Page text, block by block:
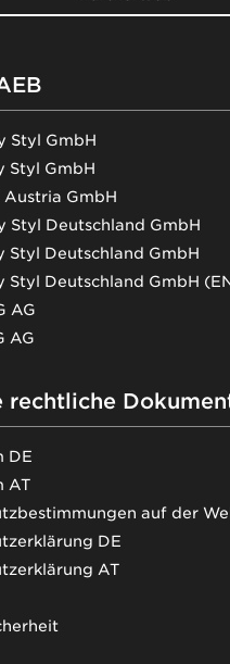
Styl GmbH
Styl GmbH
GmbH
Styl Deutschland GmbH
Styl Deutschland GmbH
Styl Deutschland GmbH
AG
AG
rechtliche
DE
AT
auf der
DE
AT